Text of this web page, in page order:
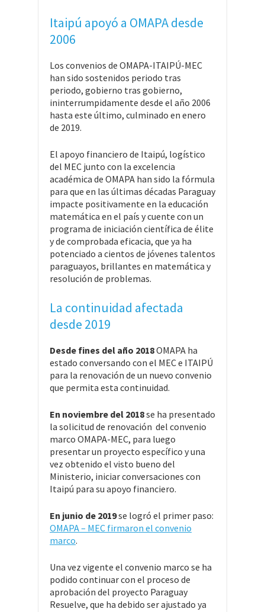
Itaipú apoyó a OMAPA desde
2006
Los convenios de OMAPA-ITAIPÚ-MEC
han sido sostenidos periodo tras
periodo, gobierno tras gobierno,
ininterrumpidamente desde el año 2006
hasta este último, culminado en enero
de 2019.
El apoyo financiero de Itaipú, logístico
del MEC junto con la excelencia
académica de OMAPA han sido la fórmula
para que en las últimas décadas Paraguay
impacte positivamente en la educación
matemática en el país y cuente con un
programa de iniciación científica de élite
y de comprobada eficacia, que ya ha
potenciado a cientos de jóvenes talentos
paraguayos, brillantes en matemática y
resolución de problemas.
La continuidad afectada
desde 2019
Desde fines del año 2018OMAPA ha
estado conversando con el MEC e ITAIPÚ
para la renovación de un nuevo convenio
que permita esta continuidad.
En noviembre del 2018se ha presentado
la solicitud de renovación del convenio
marco OMAPA-MEC, para luego
presentar un proyecto específico y una
vez obtenido el visto bueno del
Ministerio, iniciar conversaciones con
Itaipú para su apoyo financiero.
En junio de 2019se logró el primer paso:
OMAPA – MEC firmaron el convenio
marco.
Una vez vigente el convenio marco se ha
podido continuar con el proceso de
aprobación del proyecto Paraguay
Resuelve, que ha debido ser ajustado ya